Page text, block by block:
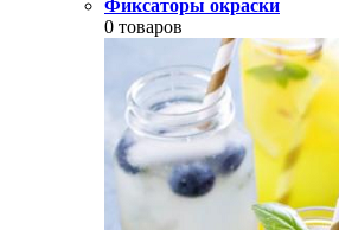
Фиксаторы окраски
0 товаров